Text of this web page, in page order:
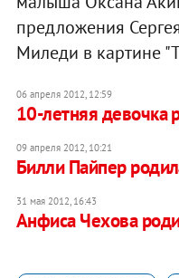
предложения
Миледи в картине
06 апреля 2012, 12:59
10-летняя девочка
09 апреля 2012, 10:21
Билли Пайпер
31 мая 2012, 16:43
Анфиса Чехова